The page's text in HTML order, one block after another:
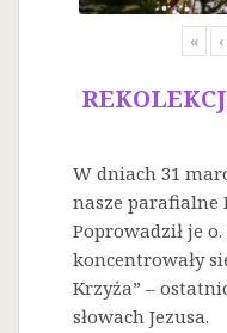
« ‹
W dniach 31
nasze parafialne
Poprowadził je
koncentrowały
Krzyża” –
słowach Jezusa.